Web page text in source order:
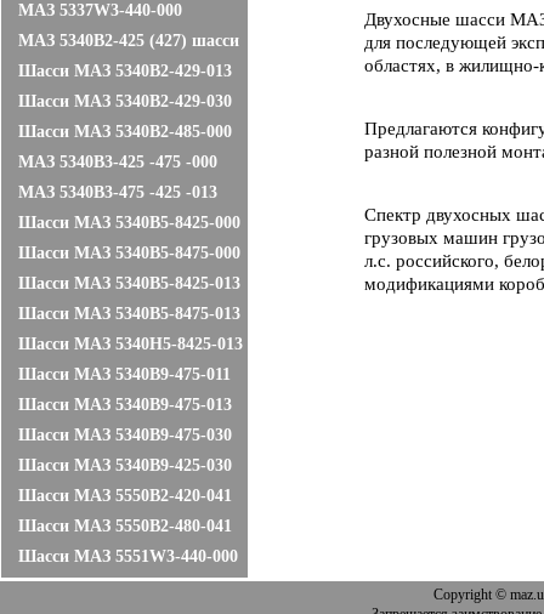
МАЗ 5337W3-440-000
МАЗ 5340B2-425 (427) шасси
Шасси МАЗ 5340B2-429-013
Шасси МАЗ 5340B2-429-030
Шасси МАЗ 5340B2-485-000
МАЗ 5340B3-425 -475 -000
МАЗ 5340B3-475 -425 -013
Шасси МАЗ 5340B5-8425-000
Шасси МАЗ 5340B5-8475-000
Шасси МАЗ 5340B5-8425-013
Шасси МАЗ 5340B5-8475-013
Шасси МАЗ 5340H5-8425-013
Шасси МАЗ 5340B9-475-011
Шасси МАЗ 5340B9-475-013
Шасси МАЗ 5340B9-475-030
Шасси МАЗ 5340B9-425-030
Шасси МАЗ 5550B2-420-041
Шасси МАЗ 5550B2-480-041
Шасси МАЗ 5551W3-440-000
Двухосные шасси МАЗ
для последующей
областях, в жилищно-
Предлагаются
разной полезной
Спектр двухосных
грузовых машин
л.с. российского,
модификациями
Copyright©